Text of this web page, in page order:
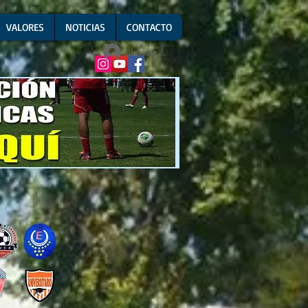
VALORES NOTICIAS CONTACTO
Iniciar sesión